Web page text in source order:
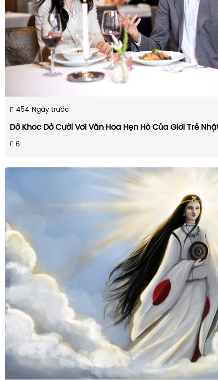
454 Ngày trước
Dở Khóc Dở Cười Với Văn Hóa Hẹn Hò Của Giới Trẻ
6